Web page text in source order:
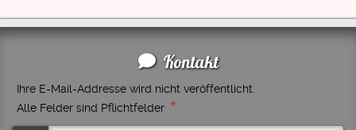
Kontakt
Ihre E-Mail-Addresse wird nicht veröffentlicht.
Alle Felder sind Pflichtfelder *